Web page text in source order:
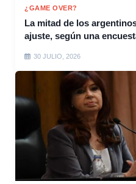
¿GAME OVER?
La mitad de los
ajuste, según una
30 JULIO, 2026